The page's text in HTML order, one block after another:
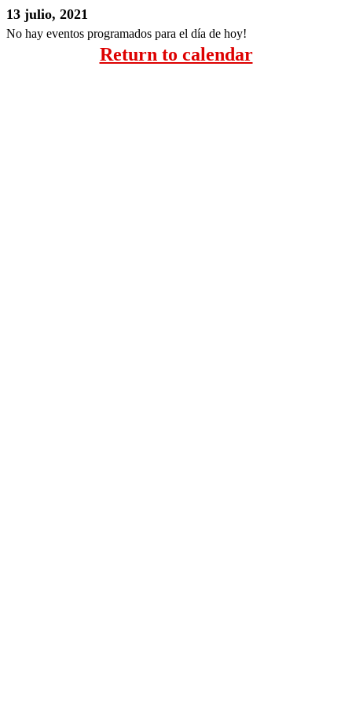
13 julio, 2021
No hay eventos programados para el día de hoy!
Return to calendar